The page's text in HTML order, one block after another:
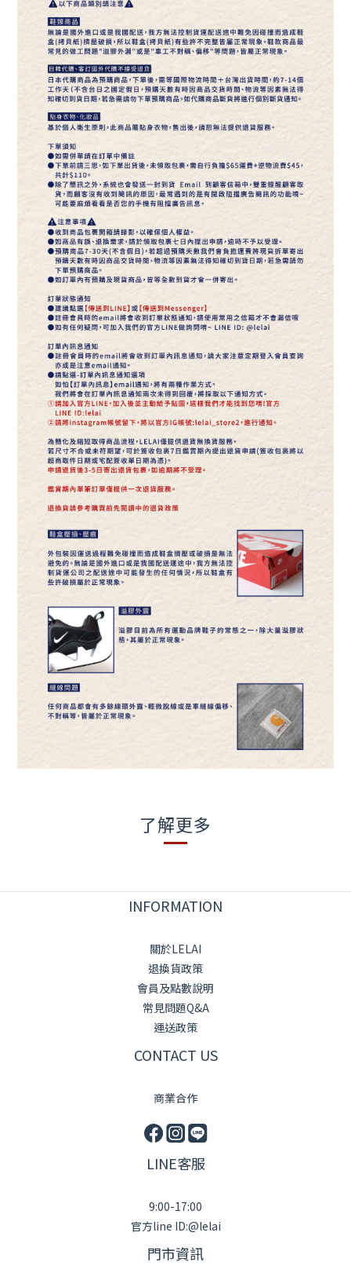
了解更多
INFORMATION
關於LELAI
退換貨政策
會員及點數說明
常見問題Q&A
運送政策
CONTACT US
商業合作
LINE客服
9:00-17:00
官方line ID:@lelai
門市資訊